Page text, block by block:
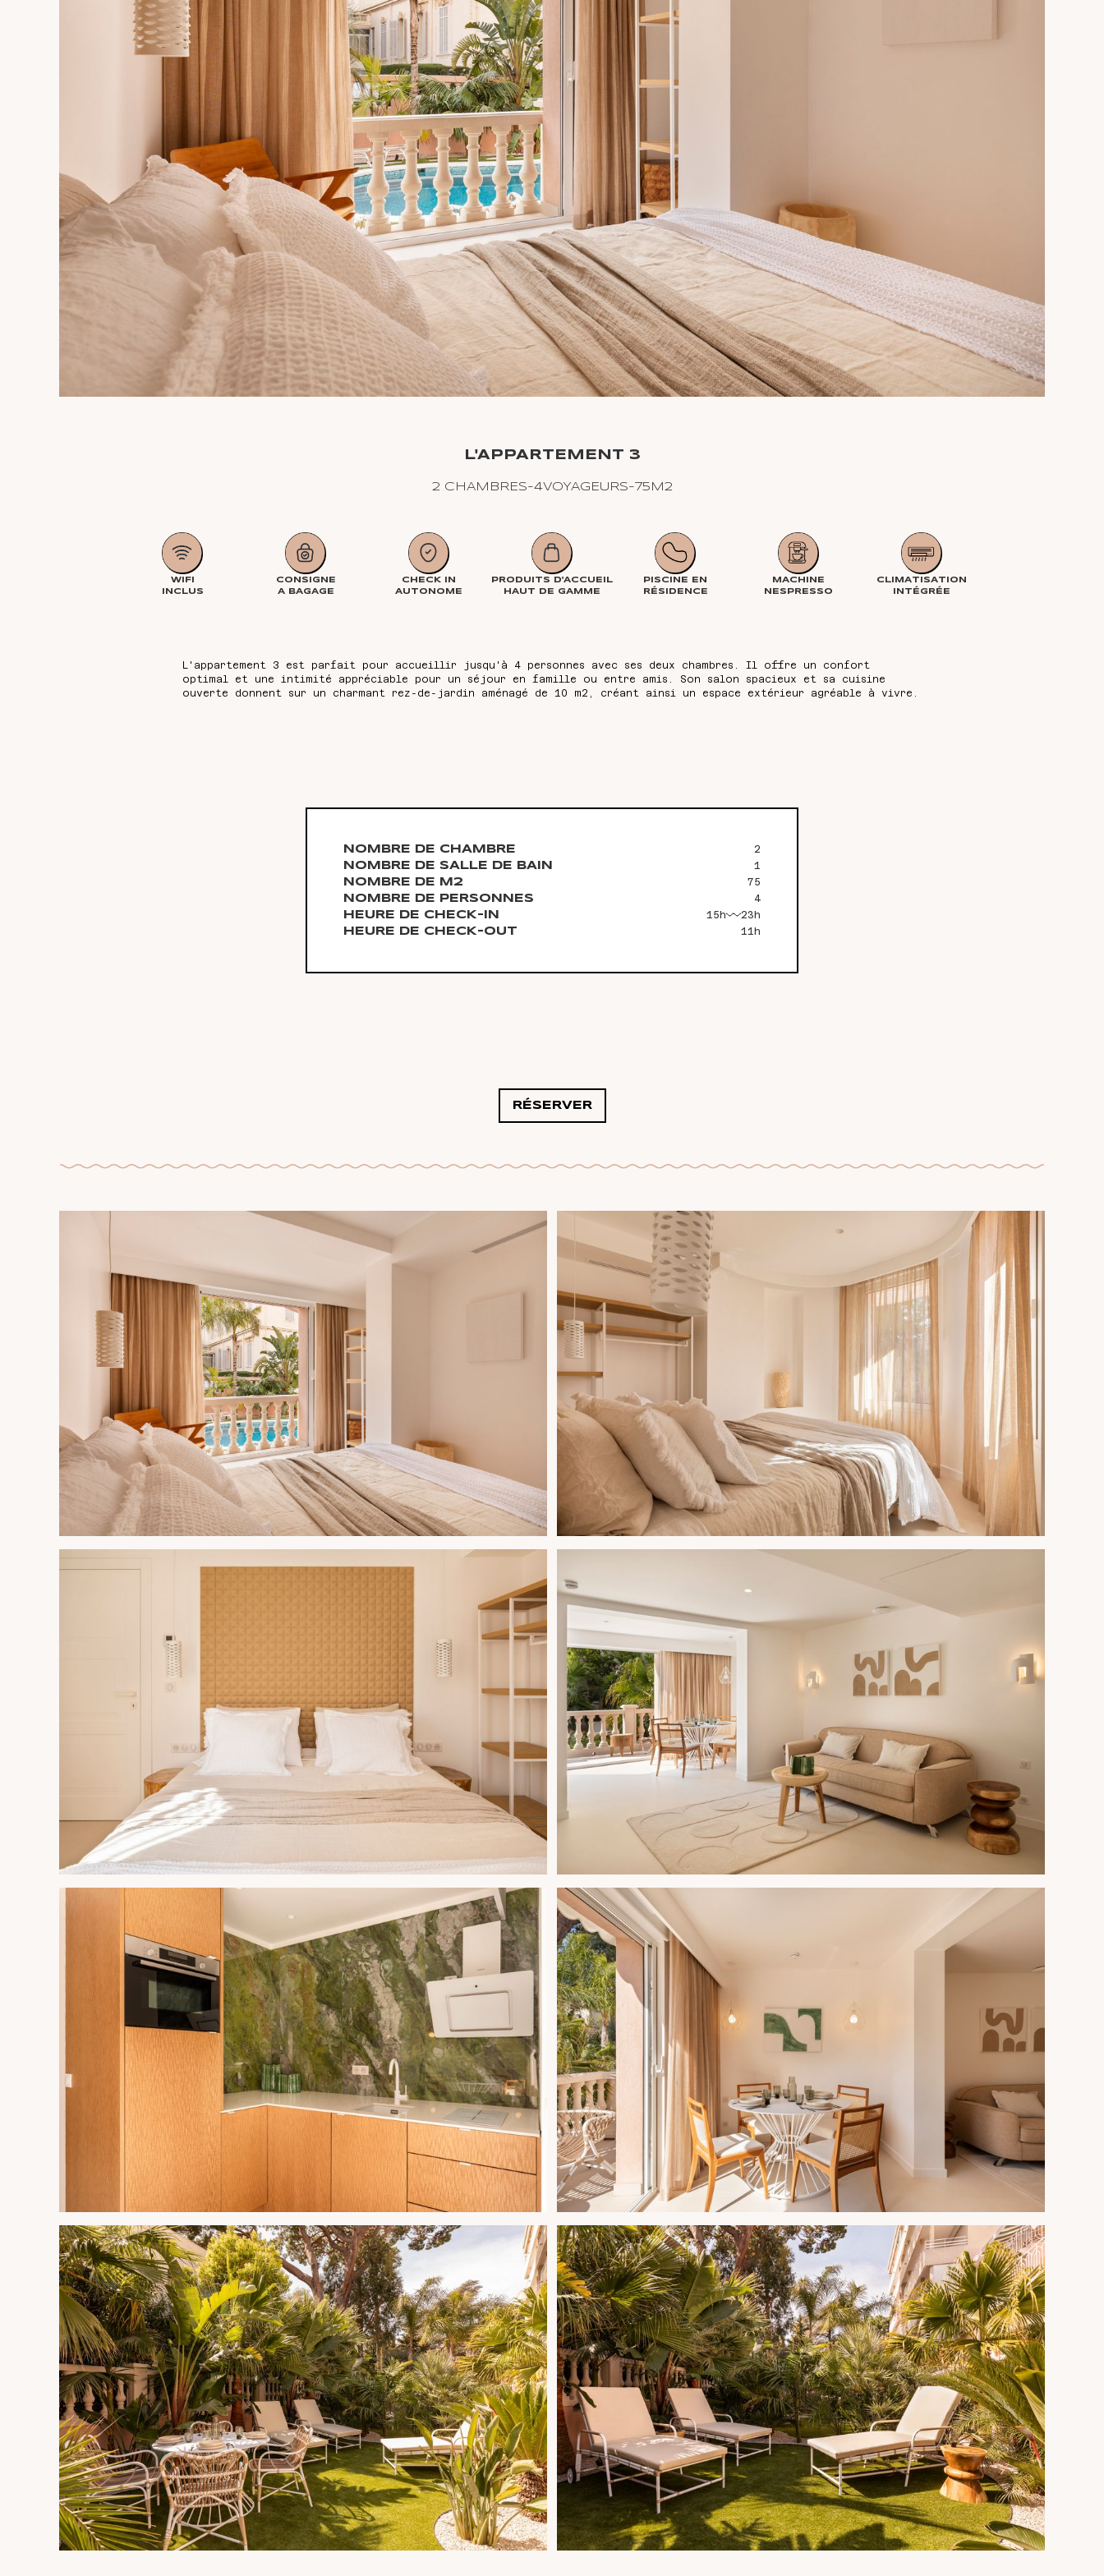
L'APPARTEMENT 3
2 CHAMBRES-4VOYAGEURS- 75 M2
WIFI
INCLUS
CONSIGNE
A BAGAGE
CHECK IN
AUTONOME
PRODUITS D'ACCUEIL
HAUT DE GAMME
PISCINE EN
RÉSIDENCE
MACHINE
NESPRESSO
CLIMATISATION
INTÉGRÉE
L'appartement 3 est parfait pour accueillir jusqu'à 4 personnes avec ses deux chambres. Il offre un confort
optimal et une intimité appréciable pour un séjour en famille ou entre amis. Son salon spacieux et sa cuisine
ouverte donnent sur un charmant rez-de-jardin aménagé de 10 m2, créant ainsi un espace extérieur agréable à vivre.
NOMBRE DE CHAMBRE
2
NOMBRE DE SALLE DE BAIN
1
NOMBRE DE M2
75
NOMBRE DE PERSONNES
4
HEURE DE CHECK-IN
15h
23h
HEURE DE CHECK-OUT
11h
RÉSERVER